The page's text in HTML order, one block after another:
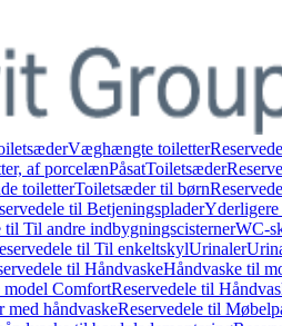
Væghængte toiletter
af porcelænPåsatToiletsæder
toiletterToiletsæder til børn
til Betjeningsplader
til Til andre indbygningscisternerWC-
til Til enkeltskylUrinaler
til HåndvaskeHåndvaske til
model ComfortReservedele til
med håndvaskeReservedele til